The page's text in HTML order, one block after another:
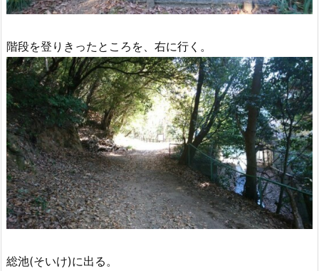
階段を登りきったところを、右に行く。
総池(そいけ)に出る。